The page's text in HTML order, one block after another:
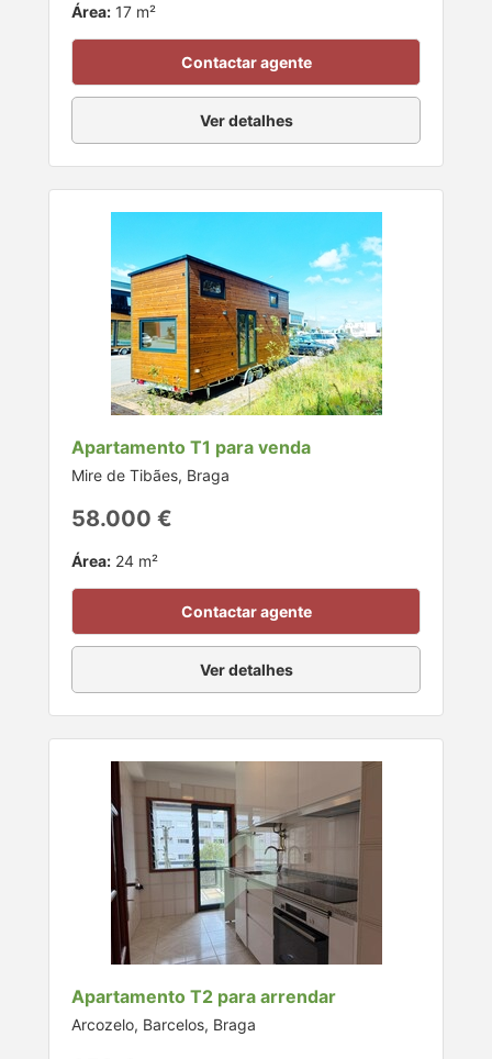
Área: 17 m²
Contactar agente
Ver detalhes
Apartamento T1 para venda
Mire de Tibães, Braga
58.000 €
Área: 24 m²
Contactar agente
Ver detalhes
Apartamento T2 para arrendar
Arcozelo, Barcelos, Braga